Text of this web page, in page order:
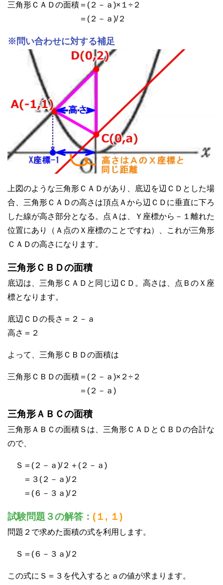
三角形ＣＡＤの面積＝(２－ａ)×１÷２
＝(２－ａ)/２
※問い合わせに対する補足
上図のような三角形ＣＡＤがあり、底辺を辺ＣＤとした場
合、三角形ＣＡＤの高さは頂点Ａから辺ＣＤに垂直に下ろ
した線が高さ部分となる。点Ａは、Ｙ座標から－１離れた
位置にあり（Ａ点のＸ座標のことですね）、これが三角形
ＣＡＤの高さになります。
三角形ＣＢＤの面積
底辺は、三角形ＣＡＤと同じ辺ＣＤ。高さは、点ＢのＸ座
標となります。
底辺ＣＤの長さ＝２－ａ
高さ＝２
よって、三角形ＣＢＤの面積は
三角形ＣＢＤの面積＝(２－ａ)×２÷２
＝(２－ａ)
三角形ＡＢＣの面積
三角形ＡＢＣの面積Ｓは、三角形ＣＡＤとＣＢＤの合計な
ので、
Ｓ＝(２－ａ)/２＋(２－ａ)
＝３(２－ａ)/２
＝(６－３ａ)/２
試験問題３の解答： (１, １)
問題２で求めた面積の式を利用します。
Ｓ＝(６－３ａ)/２
この式にＳ＝３を代入するとａの値が求まります。